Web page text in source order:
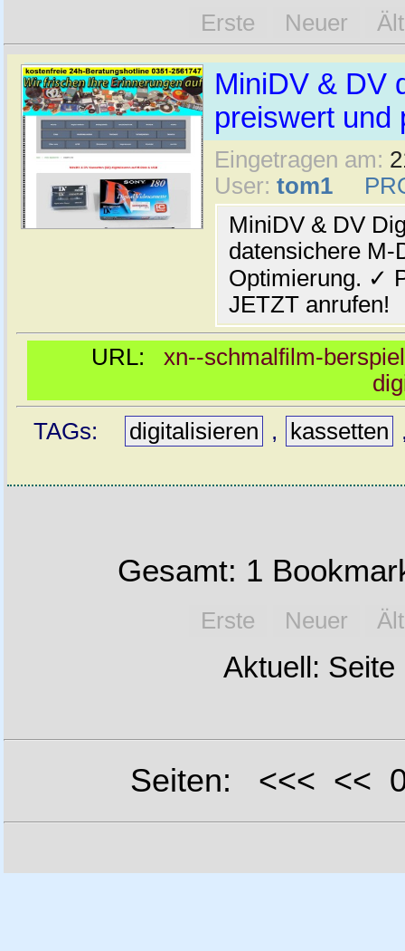
Erste Neuer
MiniDV & DV
preiswert und
Eingetragen am:
User: tom1
MiniDV & DV
datensichere M-
Optimierung. ✓
JETZT anrufen!
URL: xn--schmalfilm-
TAGs:
digitalisieren , kassetten
Gesamt: 1
Erste Neuer
Aktuell: Seite
Seiten: <<< <<